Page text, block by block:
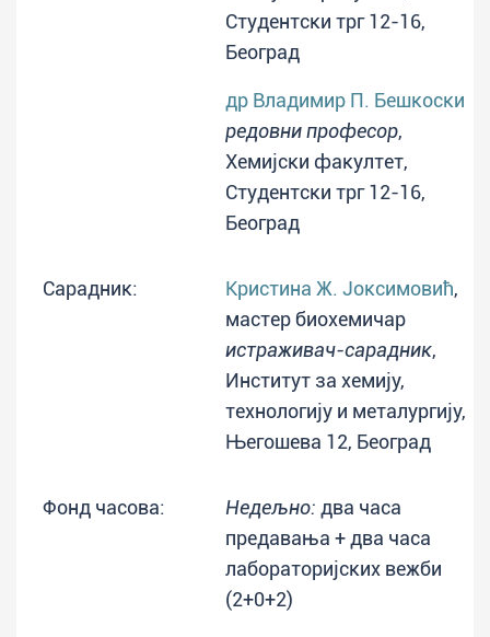
Студентски трг 12-16,
Београд
др Владимир П. Бешкоски
редовни професор,
Хемијски факултет,
Студентски трг 12-16,
Београд
Сарадник: Кристина Ж. Јоксимовић,
мастер биохемичар
истраживач-сарадник,
Институт за хемију,
технологију и металургију,
Његошева 12, Београд
Фонд часова: Недељно: два часа
предавања + два часа
лабораторијских вежби
(2+0+2)